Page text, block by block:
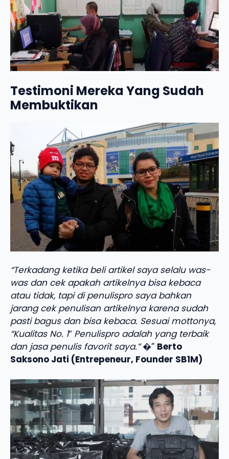
Testimoni Mereka Yang Sudah
Membuktikan
“Terkadang ketika beli artikel saya selalu was-
was dan cek apakah artikelnya bisa kebaca
atau tidak, tapi di penulispro saya bahkan
jarang cek penulisan artikelnya karena sudah
pasti bagus dan bisa kebaca. Sesuai mottonya,
“Kualitas No. 1″ Penulispro adalah yang terbaik
dan jasa penulis favorit saya.”�” Berto
Saksono Jati (Entrepeneur, Founder SB1M)